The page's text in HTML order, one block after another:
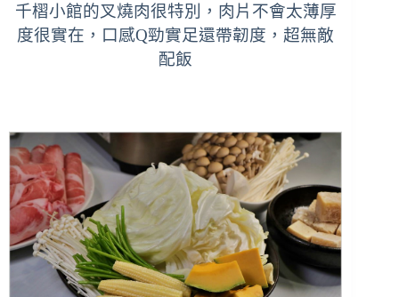
千槢小館的叉燒肉很特別， 肉片不會太薄厚
度很實在，口感Q勁實足還帶韌度，超無敵
配飯